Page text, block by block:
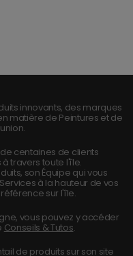
innovants, des marques
matière de Peintures et de
centaines de clients
travers toute l'île.
son Équipe qui vous
à la hauteur de vos
sur l'île.
vous pouvez y accéder
Conseils & Tutos.
de produits sur son site